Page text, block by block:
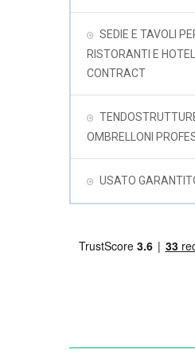
SEDIE E TAVOLI
RISTORANTI E
CONTRACT
OMBRELLONI
USATO